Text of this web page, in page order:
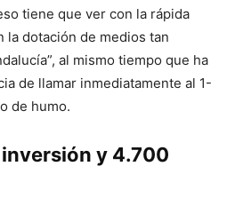
tiene que ver con la rápida
la dotación de medios tan
al mismo tiempo que ha
de llamar inmediatamente al 1-
de humo.
y 4.700